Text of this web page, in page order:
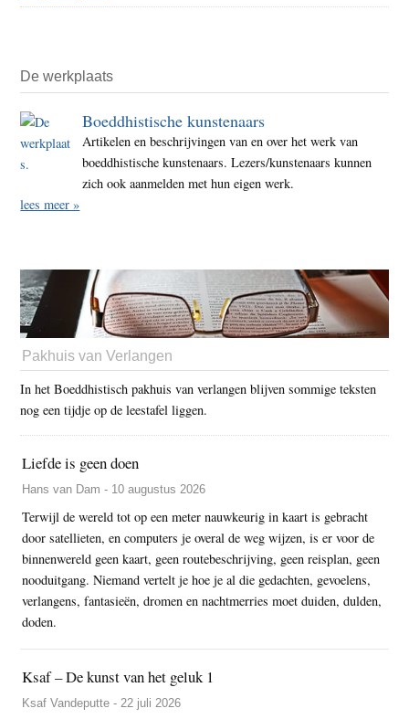
De werkplaats
Boeddhistische kunstenaars
Artikelen en beschrijvingen van en over het werk van
boeddhistische kunstenaars. Lezers/kunstenaars kunnen
zich ook aanmelden met hun eigen werk.
lees meer »
Pakhuis van Verlangen
In het Boeddhistisch pakhuis van verlangen blijven sommige teksten
nog een tijdje op de leestafel liggen.
Liefde is geen doen
Hans van Dam - 10 augustus 2026
Terwijl de wereld tot op een meter nauwkeurig in kaart is gebracht
door satellieten, en computers je overal de weg wijzen, is er voor de
binnenwereld geen kaart, geen routebeschrijving, geen reisplan, geen
nooduitgang. Niemand vertelt je hoe je al die gedachten, gevoelens,
verlangens, fantasieën, dromen en nachtmerries moet duiden, dulden,
doden.
Ksaf – De kunst van het geluk 1
Ksaf Vandeputte - 22 juli 2026